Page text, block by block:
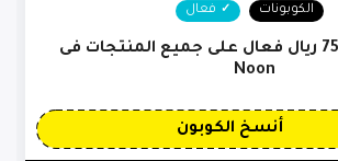
الكوبونات فعال
كود خصم نون 75 ريال فعال على جميع المنتجات فى
Noon
أنسخ الكوبون